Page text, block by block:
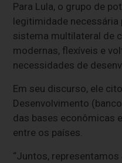
Para Lula, o grupo de
legitimidade necessária
sistema multilateral de
modernas, flexíveis e
necessidades de
Em seu discurso, ele
Desenvolvimento
das bases econômicas
entre os países.
“Juntos, representamos